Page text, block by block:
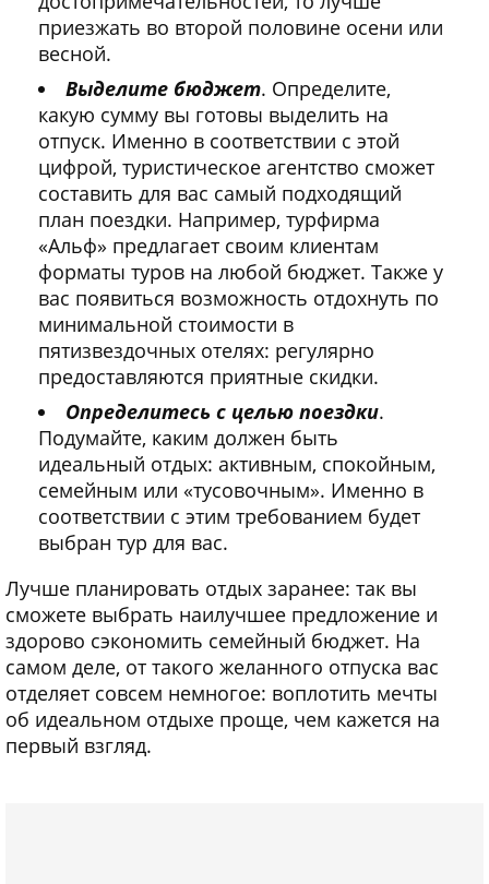
приезжать во второй половине осени или
весной.
Выделите бюджет. Определите,
какую сумму вы готовы выделить на
отпуск. Именно в соответствии с этой
цифрой, туристическое агентство сможет
составить для вас самый подходящий
план поездки. Например, турфирма
«Альф» предлагает своим клиентам
форматы туров на любой бюджет. Также у
вас появиться возможность отдохнуть по
минимальной стоимости в
пятизвездочных отелях: регулярно
предоставляются приятные скидки.
Определитесь с целью поездки.
Подумайте, каким должен быть
идеальный отдых: активным, спокойным,
семейным или «тусовочным». Именно в
соответствии с этим требованием будет
выбран тур для вас.
Лучше планировать отдых заранее: так вы
сможете выбрать наилучшее предложение и
здорово сэкономить семейный бюджет. На
самом деле, от такого желанного отпуска вас
отделяет совсем немногое: воплотить мечты
об идеальном отдыхе проще, чем кажется на
первый взгляд.